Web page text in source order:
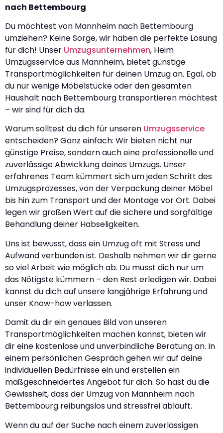
nach Bettembourg
Du möchtest von Mannheim nach Bettembourg
umziehen? Keine Sorge, wir haben die perfekte Lösung
für dich! Unser Umzugsunternehmen, Heim
Umzugsservice aus Mannheim, bietet günstige
Transportmöglichkeiten für deinen Umzug an. Egal, ob
du nur wenige Möbelstücke oder den gesamten
Haushalt nach Bettembourg transportieren möchtest
– wir sind für dich da.
Warum solltest du dich für unseren Umzugsservice
entscheiden? Ganz einfach: Wir bieten nicht nur
günstige Preise, sondern auch eine professionelle und
zuverlässige Abwicklung deines Umzugs. Unser
erfahrenes Team kümmert sich um jeden Schritt des
Umzugsprozesses, von der Verpackung deiner Möbel
bis hin zum Transport und der Montage vor Ort. Dabei
legen wir großen Wert auf die sichere und sorgfältige
Behandlung deiner Habseligkeiten.
Uns ist bewusst, dass ein Umzug oft mit Stress und
Aufwand verbunden ist. Deshalb nehmen wir dir gerne
so viel Arbeit wie möglich ab. Du musst dich nur um
das Nötigste kümmern – den Rest erledigen wir. Dabei
kannst du dich auf unsere langjährige Erfahrung und
unser Know-how verlassen.
Damit du dir ein genaues Bild von unseren
Transportmöglichkeiten machen kannst, bieten wir
dir eine kostenlose und unverbindliche Beratung an. In
einem persönlichen Gespräch gehen wir auf deine
individuellen Bedürfnisse ein und erstellen ein
maßgeschneidertes Angebot für dich. So hast du die
Gewissheit, dass der Umzug von Mannheim nach
Bettembourg reibungslos und stressfrei abläuft.
Wenn du auf der Suche nach einem zuverlässigen